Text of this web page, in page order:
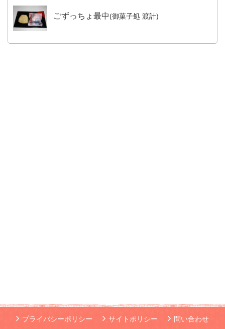
ごずっちょ最中 (御菓子処 渡計)
プライバシーポリシー サイトポリシー 問い合わせ